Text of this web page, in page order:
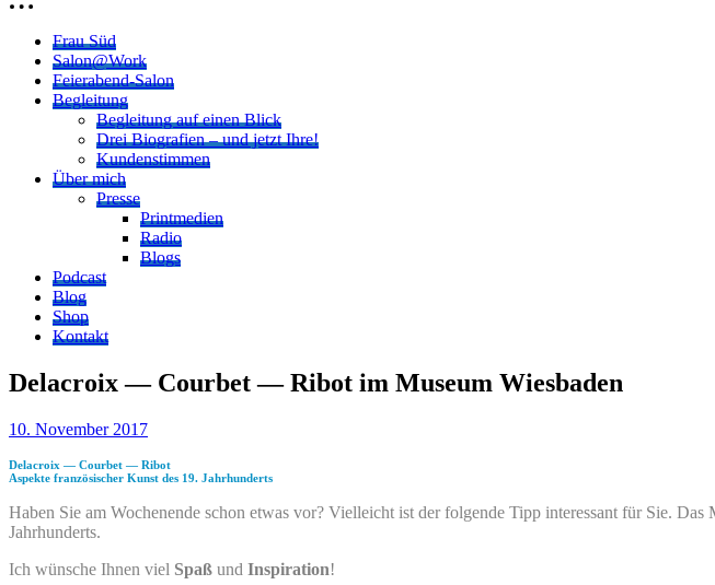
Frau Süd
Salon@Work
Feierabend-Salon
Begleitung
Begleitung auf einen Blick
Drei Biografien – und jetzt Ihre!
Kundenstimmen
Über mich
Presse
Printmedien
Radio
Blogs
Podcast
Blog
Shop
Kontakt
Delacroix — Courbet — Ribot im Museum Wiesbaden
10. November 2017
Delacroix — Courbet — Ribot
Aspekte französischer Kunst des 19. Jahrhunderts
Haben Sie am Wochenende schon etwas vor? Vielleicht ist der folgende Tipp interessant für Sie.
Jahrhunderts.
Ich wünsche Ihnen viel Spaß und Inspiration!